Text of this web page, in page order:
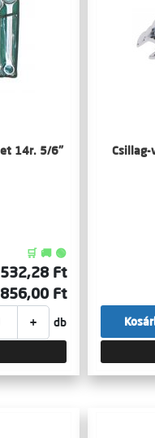
14r. 5/6"
🛒 🚚 🟢
Ft
Ft
+ db